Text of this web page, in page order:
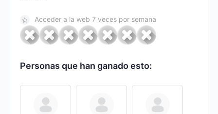
Acceder a la web 7 veces por semana
Personas que han ganado esto: